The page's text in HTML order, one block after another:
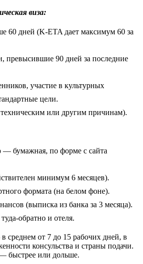
виза:
60 дней (K-ETA дает максимум 60 за
превысившие 90 дней за последние
участие в культурных
цели.
или другим причинам).
— бумажная, по форме с сайта
минимум 6 месяцев).
формата (на белом фоне).
(выписка из банка за 3 месяца).
обратно и отеля.
среднем от 7 до 15 рабочих дней, в
консульства и страны подачи.
быстрее или дольше.